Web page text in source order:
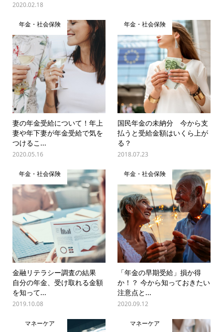
2020.02.18
年金・社会保険
妻の年金受給について！年上
妻や年下妻が年金受給で気を
つけるこ...
2020.05.16
年金・社会保険
国民年金の未納分 今から支
払うと受給金額はいくら上が
る？
2018.07.23
年金・社会保険
金融リテラシー調査の結果
自分の年金、受け取れる金額
を知って...
2019.10.08
年金・社会保険
「年金の早期受給」損か得
か！？ 今から知っておきたい
注意点と...
2020.09.12
マネーケア マネーケア